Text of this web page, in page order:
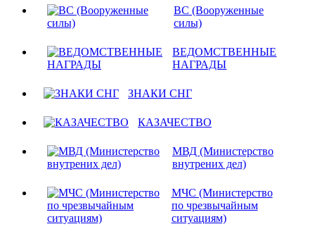
ВС (Вооруженные
силы)
ВЕДОМСТВЕННЫЕ
НАГРАДЫ
ЗНАКИ СНГ
КАЗАЧЕСТВО
МВД (Министерство
внутрених дел)
МЧС (Министерство
по чрезвычайным
ситуациям)